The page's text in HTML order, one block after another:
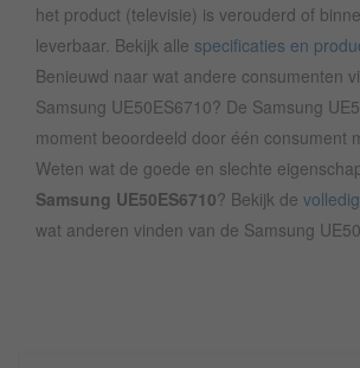
het product (televisie) is verouderd of
leverbaar. Bekijk alle specificaties en
Benieuwd naar wat andere consumenten
Samsung UE50ES6710? De Samsung
moment beoordeeld door één consument
Weten wat de goede en slechte
Samsung UE50ES6710? Bekijk de
wat anderen vinden van de Samsung